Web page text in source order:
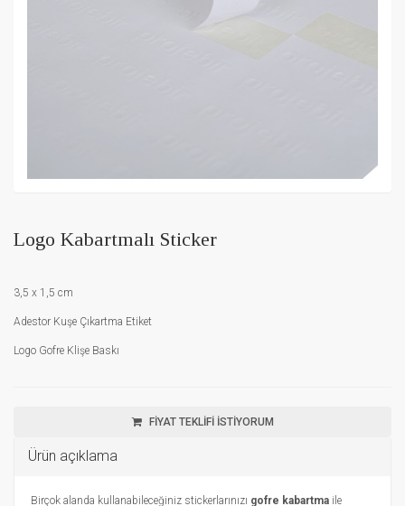
Logo Kabartmalı Sticker
3,5 x 1,5 cm
Adestor Kuşe Çıkartma Etiket
Logo Gofre Klişe Baskı
FİYAT TEKLİFİ İSTİYORUM
Ürün açıklama
Birçok alanda kullanabileceğiniz stickerlarınızı gofre kabartma ile